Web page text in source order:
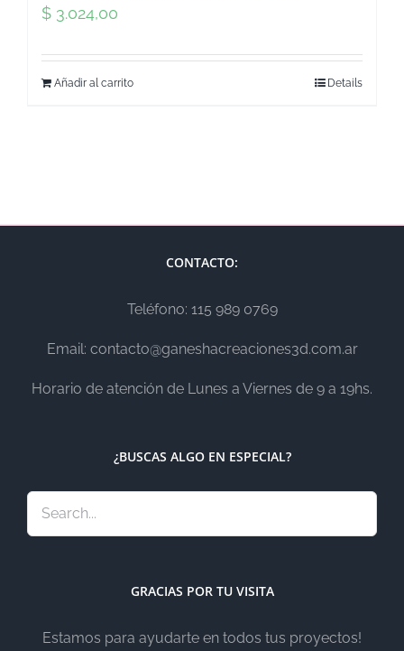
$ 3.024,00
Añadir al carrito Details
CONTACTO:
Teléfono: 115 989 0769
Email: contacto@ganeshacreaciones3d.com.ar
Horario de atención de Lunes a Viernes de 9 a 19hs.
¿BUSCAS ALGO EN ESPECIAL?
GRACIAS POR TU VISITA
Estamos para ayudarte en todos tus proyectos!